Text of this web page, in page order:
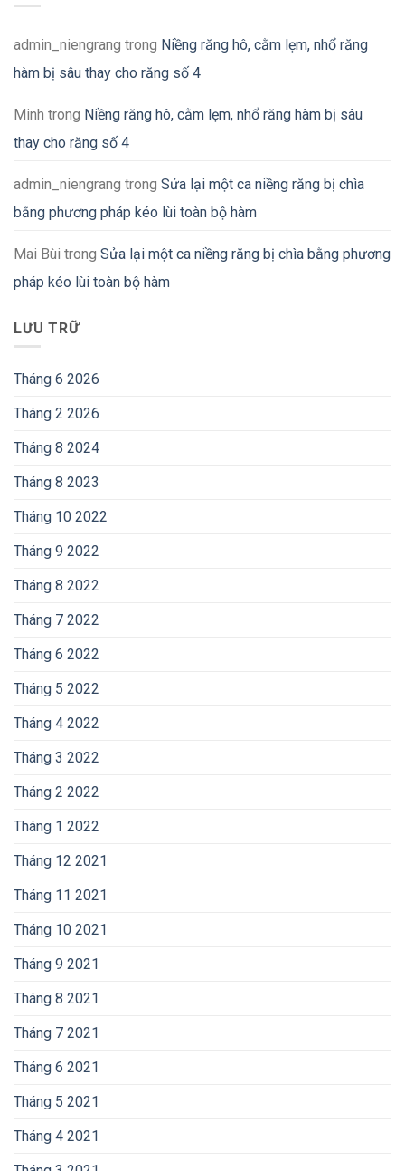
admin_niengrang trong Niềng răng hô, cằm lẹm, nhổ răng
hàm bị sâu thay cho răng số 4
Minh trong Niềng răng hô, cằm lẹm, nhổ răng hàm bị sâu
thay cho răng số 4
admin_niengrang trong Sửa lại một ca niềng răng bị chìa
bằng phương pháp kéo lùi toàn bộ hàm
Mai Bùi trong Sửa lại một ca niềng răng bị chìa bằng phương
pháp kéo lùi toàn bộ hàm
LƯU TRỮ
Tháng 6 2026
Tháng 2 2026
Tháng 8 2024
Tháng 8 2023
Tháng 10 2022
Tháng 9 2022
Tháng 8 2022
Tháng 7 2022
Tháng 6 2022
Tháng 5 2022
Tháng 4 2022
Tháng 3 2022
Tháng 2 2022
Tháng 1 2022
Tháng 12 2021
Tháng 11 2021
Tháng 10 2021
Tháng 9 2021
Tháng 8 2021
Tháng 7 2021
Tháng 6 2021
Tháng 5 2021
Tháng 4 2021